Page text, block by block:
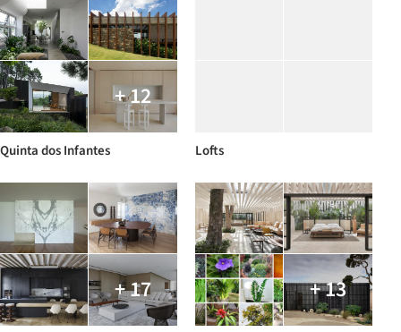
+ 12
Quinta dos Infantes Lofts
+ 17 + 13